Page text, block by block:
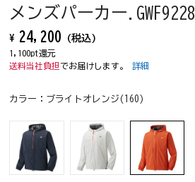
メンズパーカー.GWF9228
¥ 24,200 (税込)
1,100pt還元
送料当社負担 でお届けします。詳細
カラー： ブライトオレンジ(160)